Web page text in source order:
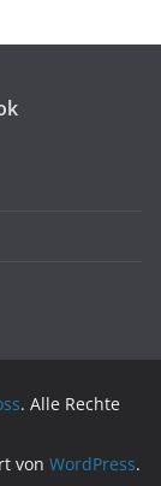
. Alle Rechte
von WordPress.